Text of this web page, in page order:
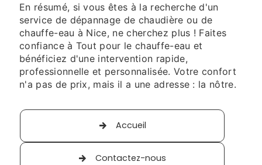
En résumé, si vous êtes à la recherche d'un
service de dépannage de chaudière ou de
chauffe-eau à Nice, ne cherchez plus ! Faites
confiance à Tout pour le chauffe-eau et
bénéficiez d'une intervention rapide,
professionnelle et personnalisée. Votre confort
n'a pas de prix, mais il a une adresse : la nôtre.
Accueil
Contactez-nous